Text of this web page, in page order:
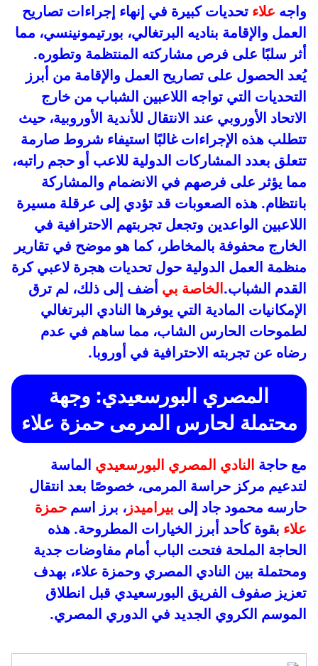
واجه علاء تحديات كبيرة في إنهاء إجراءات تصاريح
العمل والإقامة بناديه البرتغالي، بورتيمونينسي، مما
أثر سلبًا على فرص مشاركته المنتظمة وتطوره.
يُعد الحصول على تصاريح العمل والإقامة من أبرز
التحديات التي تواجه اللاعبين الشباب من خارج
الاتحاد الأوروبي عند الانتقال للأندية الأوروبية، حيث
تتطلب هذه الإجراءات غالبًا استيفاء شروط صارمة
تتعلق بعدد المشاركات الدولية للاعب أو حجم راتبه،
مما يؤثر على فرصهم في الانضمام والمشاركة
بانتظام. هذه الصعوبات قد تؤدي إلى عرقلة مسيرة
اللاعبين الواعدين وتجعل تجربتهم الاحترافية في
الخارج محفوفة بالمخاطر، كما هو موضح في تقارير
منظمة العمل الدولية حول تحديات هجرة لاعبي كرة
القدم الشباب.الخاصة بي أضف إلى ذلك، لم ترق
الإمكانيات المادية التي يوفرها النادي البرتغالي
لطموحات الحارس الشاب، مما ساهم في عدم
رضاه عن تجربته الاحترافية في أوروبا.
المصري البورسعيدي: وجهة
محتملة لحارس المرمى حمزة علاء
مع حاجة النادي المصري البورسعيدي الماسة
لتدعيم مركز حراسة المرمى، خصوصًا بعد انتقال
حارسه محمود جاد إلى بيراميدز، برز اسم حمزة
علاء بقوة كأحد أبرز الخيارات المطروحة. هذه
الحاجة الملحة فتحت الباب أمام مفاوضات جدية
ومحتملة بين النادي المصري وحمزة علاء، بهدف
تعزيز صفوف الفريق البورسعيدي قبل انطلاق
الموسم الكروي الجديد في الدوري المصري.